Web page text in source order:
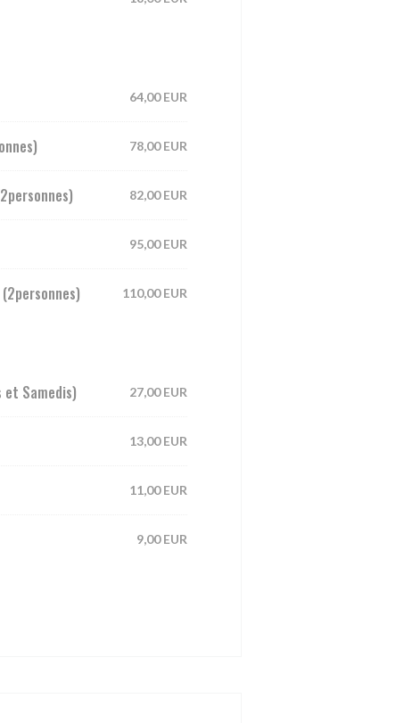
64,00 EUR
78,00 EUR
82,00 EUR
95,00 EUR
110,00 EUR
et Samedis) 27,00 EUR
13,00 EUR
11,00 EUR
9,00 EUR